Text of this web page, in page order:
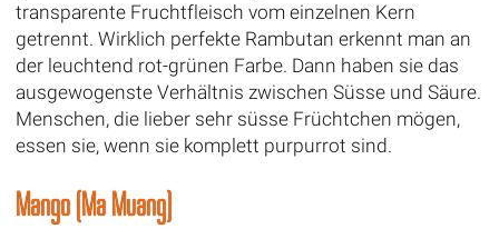
transparente Fruchtfleisch vom einzelnen Kern
getrennt. Wirklich perfekte Rambutan erkennt man an
der leuchtend rot-grünen Farbe. Dann haben sie das
ausgewogenste Verhältnis zwischen Süsse und Säure.
Menschen, die lieber sehr süsse Früchtchen mögen,
essen sie, wenn sie komplett purpurrot sind.
Mango (Ma Muang)